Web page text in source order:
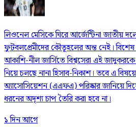
লিওনেল মেসিকে ঘিরে আর্জেন্টিনা জাতীয়
ফুটবলপ্রেমীদের কৌতূহলের অন্ত নেই।
আকাশি-নীল জার্সিতে বিশ্বসেরা এই জাদুকরকে
নিয়ে চলছে নানা হিসাব-নিকাশ। তবে এ
অ্যাসোসিয়েশন (এএফএ) পরিষ্কার জানিয়ে
ধরনের অদৃশ্য চাপ তৈরি করা হবে না।
১ দিন আগে